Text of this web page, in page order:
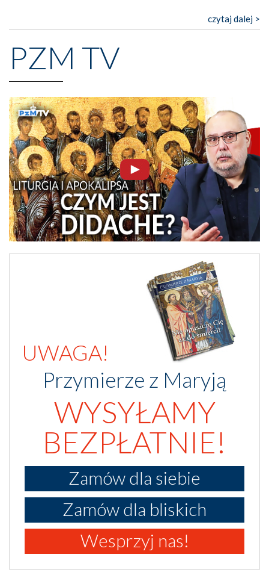
czytaj dalej >
PZM TV
UWAGA!
Przymierze z Maryją
WYSYŁAMY
BEZPŁATNIE!
Zamów dla siebie
Zamów dla bliskich
Wesprzyj nas!